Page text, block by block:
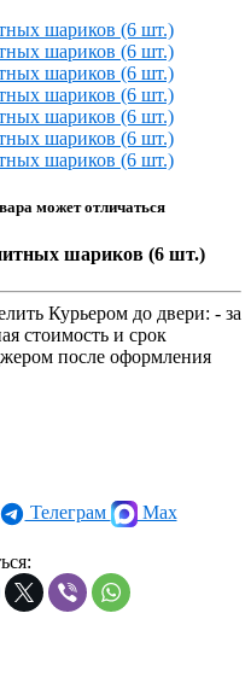
может отличаться
шариков (6 шт.)
Курьером до двери: - за
стоимость и срок
после оформления
Телеграм Max